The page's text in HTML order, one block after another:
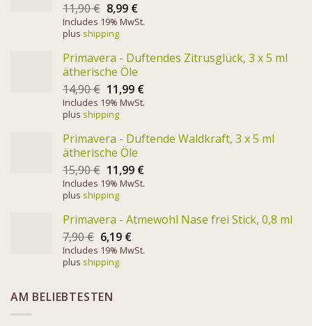
11,90€ 8,99 €
Includes 19% MwSt.
plus shipping
Primavera - Duftendes Zitrusglück, 3 x 5 ml
ätherische Öle
14,90€ 11,99 €
Includes 19% MwSt.
plus shipping
Primavera - Duftende Waldkraft, 3 x 5 ml
ätherische Öle
15,90€ 11,99 €
Includes 19% MwSt.
plus shipping
Primavera - Atmewohl Nase frei Stick, 0,8 ml
7,90€ 6,19 €
Includes 19% MwSt.
plus shipping
AM BELIEBTESTEN